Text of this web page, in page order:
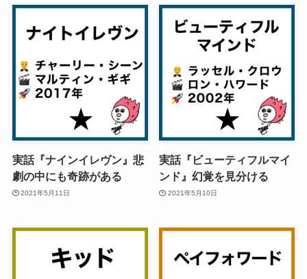
実話『ナインイレヴン』悲
劇の中にも奇跡がある
2021年5月11日
実話『ビューティフルマイ
ンド』幻覚を見分ける
2021年5月10日